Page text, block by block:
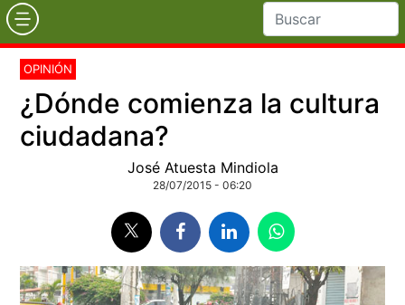
OPINIÓN
¿Dónde comienza la cultura
ciudadana?
José Atuesta Mindiola
28/07/2015 - 06:20